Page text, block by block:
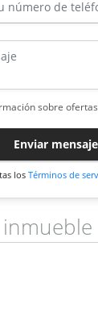
sobre
Enviar mensaje
los Términos de